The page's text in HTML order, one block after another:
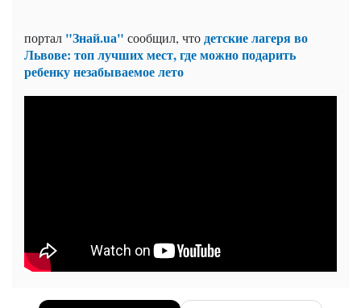
портал "Знай.uа" сообщил, чтодетские лагеря во
Львове: топ лучших мест, где можно подарить
ребенку незабываемое лето